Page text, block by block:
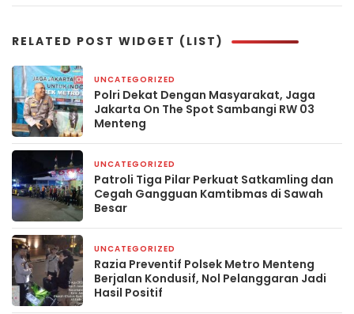
RELATED POST WIDGET (LIST)
UNCATEGORIZED
Polri Dekat Dengan Masyarakat, Jaga
Jakarta On The Spot Sambangi RW 03
Menteng
UNCATEGORIZED
Patroli Tiga Pilar Perkuat Satkamling dan
Cegah Gangguan Kamtibmas di Sawah
Besar
UNCATEGORIZED
Razia Preventif Polsek Metro Menteng
Berjalan Kondusif, Nol Pelanggaran Jadi
Hasil Positif